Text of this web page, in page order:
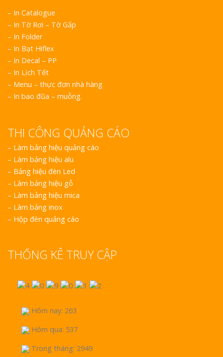
– In Catalogue
– In Tờ Rơi – Tờ Gấp
– In Folder
– In Bạt Hiflex
– In Decal – PP
– In Lịch Tết
– Menu – thực đơn nhà hàng
– In bao đũa – muỗng.
THI CÔNG QUẢNG CÁO
– Làm bảng hiệu quảng cáo
– Làm bảng hiệu alu
– Bảng hiệu đèn Led
– Làm bảng hiệu gỗ
– Làm bảng hiệu mica
– Làm bảng inox
– Hộp đèn quảng cáo
THỐNG KÊ TRUY CẬP
Hôm nay: 263
Hôm qua: 537
Trong tháng: 2949